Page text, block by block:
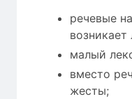
речевые
возникает
малый
вместо
жесты;